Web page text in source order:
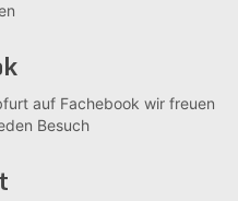
auf Fachebook wir freuen
Besuch